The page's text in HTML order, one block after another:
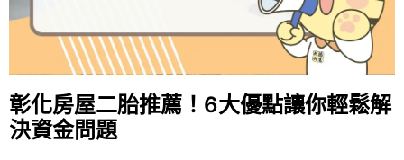
彰化房屋二胎推薦！6大優點讓你輕鬆解
決資金問題